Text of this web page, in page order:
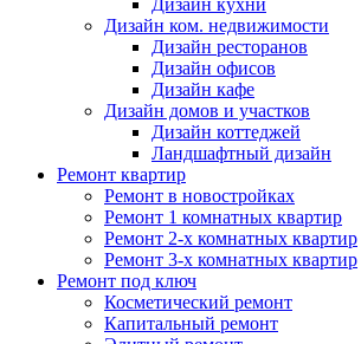
Дизайн кухни
Дизайн ком. недвижимости
Дизайн ресторанов
Дизайн офисов
Дизайн кафе
Дизайн домов и участков
Дизайн коттеджей
Ландшафтный дизайн
Ремонт квартир
Ремонт в новостройках
Ремонт 1 комнатных квартир
Ремонт 2-х комнатных квартир
Ремонт 3-х комнатных квартир
Ремонт под ключ
Косметический ремонт
Капитальный ремонт